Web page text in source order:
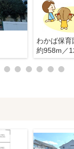
わかば保育
約958m／